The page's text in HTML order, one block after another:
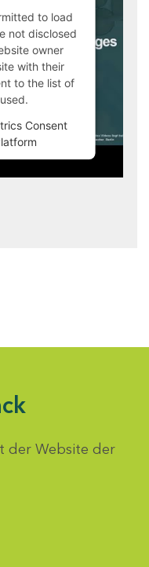
to load
not disclosed
owner
with their
to the list of
Consent
der Website der
auswählen